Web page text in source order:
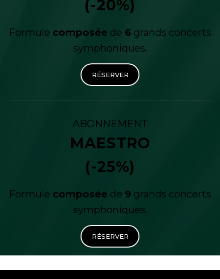
(-20%)
Formule composée de 6 grands concerts
symphoniques.
RÉSERVER
ABONNEMENT
MAESTRO
(-25%)
Formule composée de 9 grands concerts
symphoniques.
RÉSERVER